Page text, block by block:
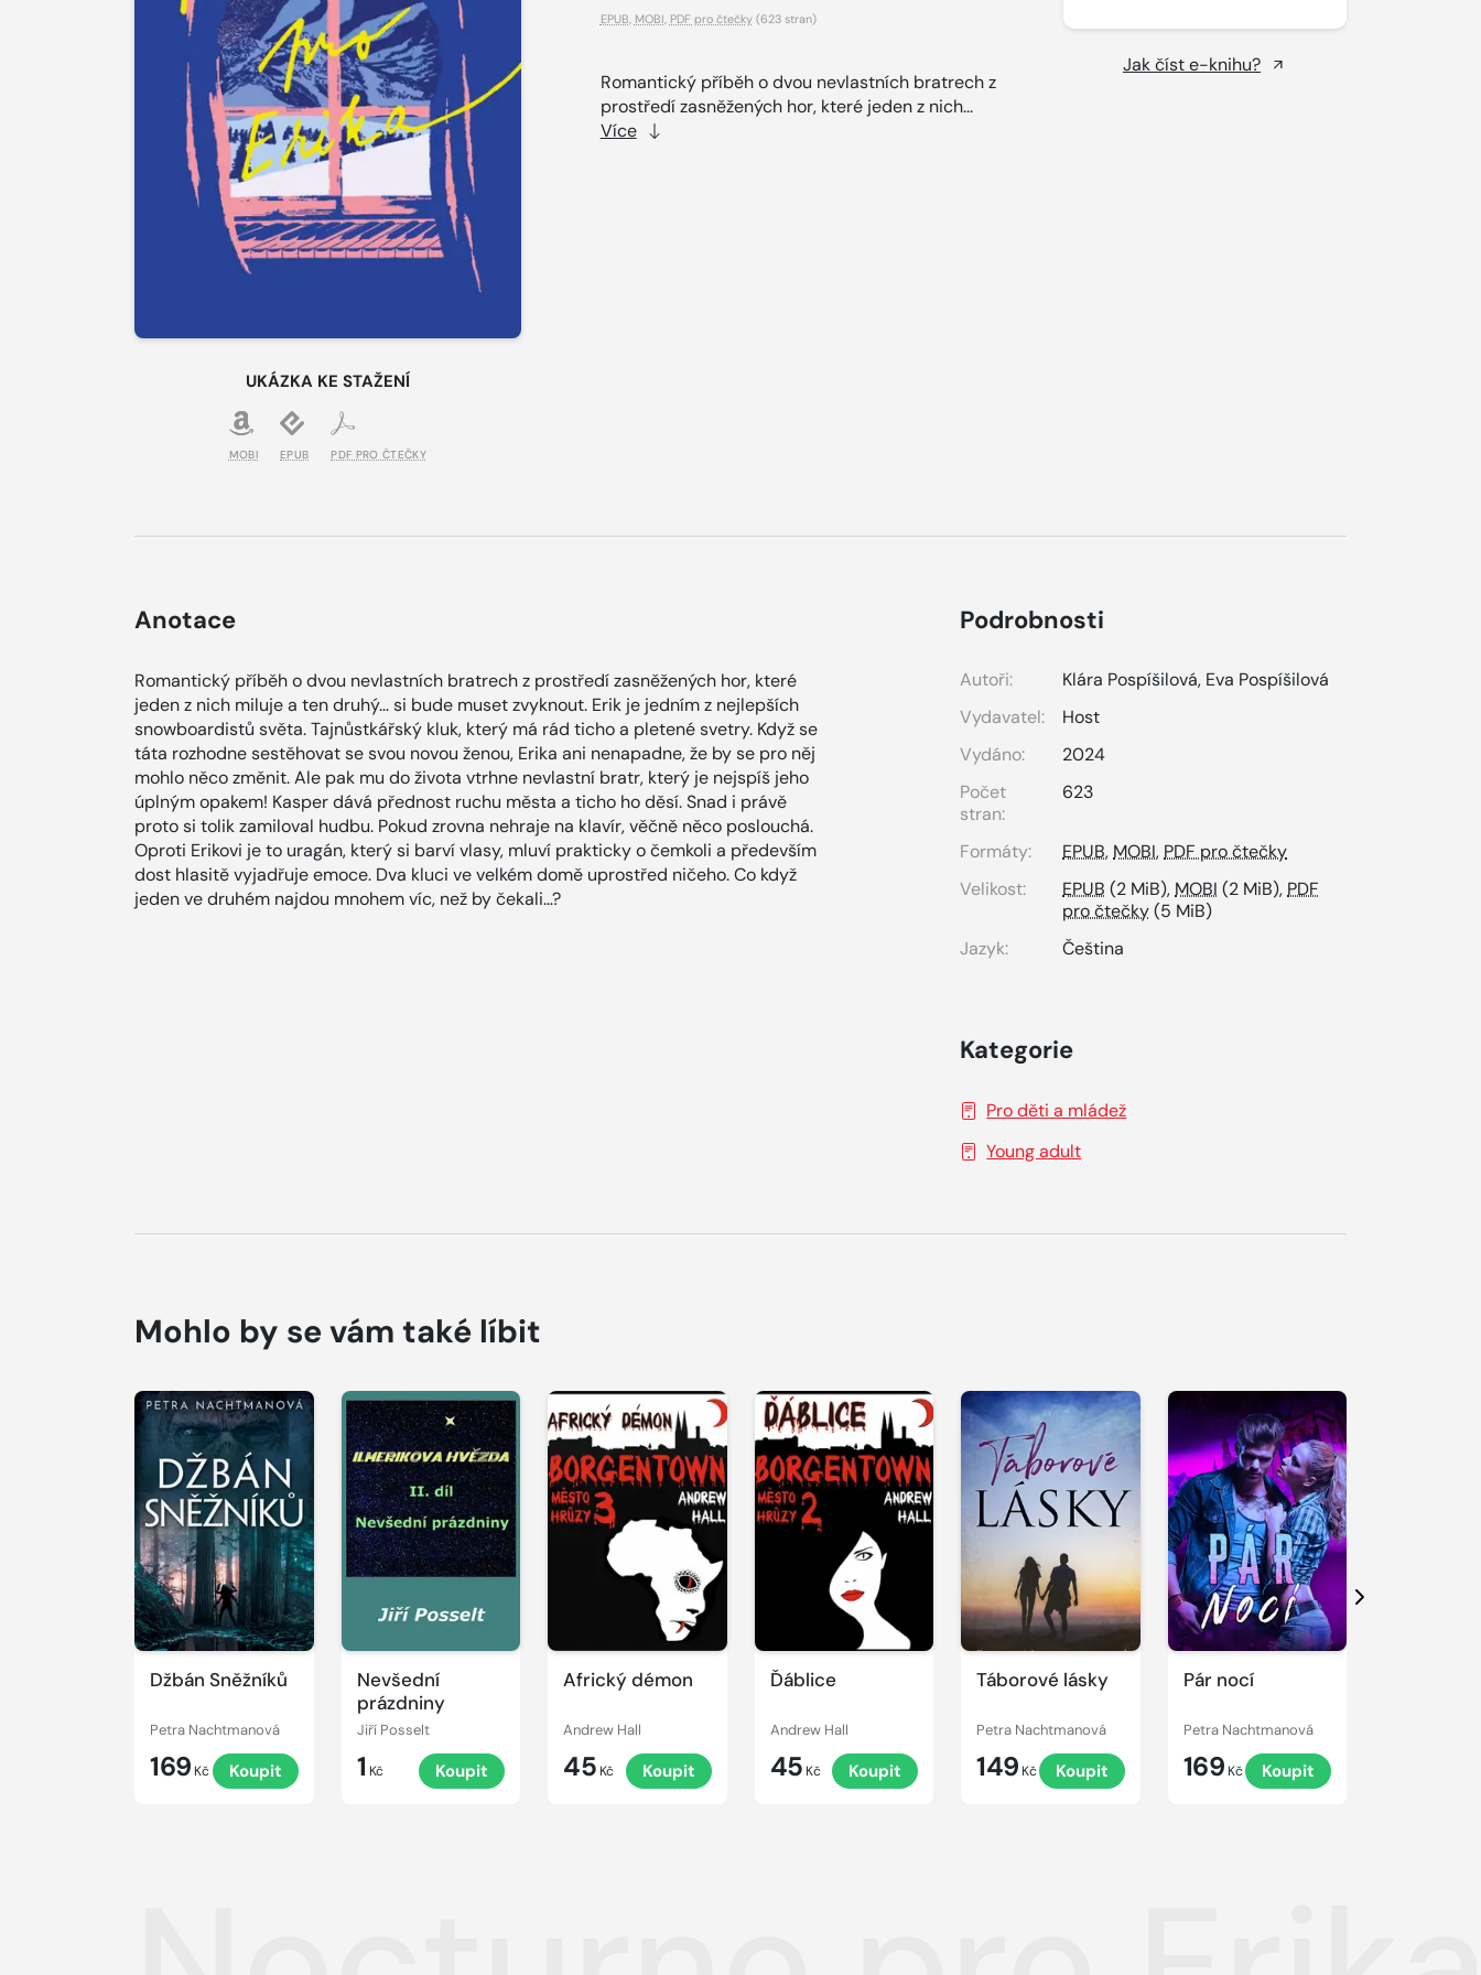
UKÁZKA KE STAŽENÍ
MOBI EPUB PDF PRO ČTEČKY
EPUB MOBI PDF pro čtečky(623 stran)
Romantický příběh o dvou nevlastních bratrech z
prostředí zasněžených hor, které jeden z nich...
Více
Jak číst e-knihu?
Anotace
Romantický příběh o dvou nevlastních bratrech z prostředí zasněžených hor, které
jeden z nich miluje a ten druhý… si bude muset zvyknout. Erik je jedním z nejlepších
snowboardistů světa. Tajnůstkářský kluk, který má rád ticho a pletené svetry. Když se
táta rozhodne sestěhovat se svou novou ženou, Erika ani nenapadne, že by se pro něj
mohlo něco změnit. Ale pak mu do života vtrhne nevlastní bratr, který je nejspíš jeho
úplným opakem! Kasper dává přednost ruchu města a ticho ho děsí. Snad i právě
proto si tolik zamiloval hudbu. Pokud zrovna nehraje na klavír, věčně něco poslouchá.
Oproti Erikovi je to uragán, který si barví vlasy, mluví prakticky o čemkoli a především
dost hlasitě vyjadřuje emoce. Dva kluci ve velkém domě uprostřed ničeho. Co když
jeden ve druhém najdou mnohem víc, než by čekali…?
Podrobnosti
Autoři: Klára Pospíšilová, Eva Pospíšilová
Vydavatel:
Host
Vydáno:
2024
Počet
stran:
623
Formáty: EPUB, MOBI, PDF pro čtečky
Velikost:
EPUB (2 MiB), MOBI (2 MiB), PDF
pro čtečky(5 MiB)
Jazyk:
Čeština
Kategorie
Pro děti a mládež
Young adult
Mohlo by se vám také líbit
Džbán Sněžníků
Petra Nachtmanová
169 Kč Koupit
Nevšední
prázdniny
Jiří Posselt
1 Kč Koupit
Africký démon
Andrew Hall
45 Kč Koupit
Ďáblice
Andrew Hall
45 Kč Koupit
Táborové lásky
Petra Nachtmanová
149 Kč Koupit
Pár nocí
Petra Nachtmanová
169 Kč Koupit
Další